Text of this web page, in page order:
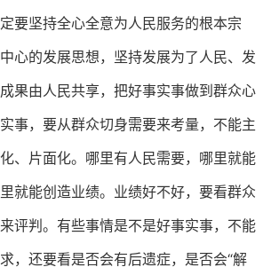
要坚持全心全意为人民服务的根本宗
心的发展思想，坚持发展为了人民、发
果由人民共享，把好事实事做到群众心
事，要从群众切身需要来考量，不能主
、片面化。哪里有人民需要，哪里就能
就能创造业绩。业绩好不好，要看群众
评判。有些事情是不是好事实事，不能
，还要看是否会有后遗症，是否会“解